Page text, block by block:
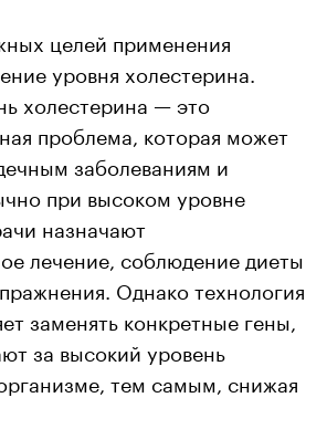
целей применения
уровня холестерина.
холестерина — это
проблема, которая может
заболеваниям и
при высоком уровне
назначают
лечение, соблюдение диеты
Однако технология
заменять конкретные гены,
за высокий уровень
тем самым, снижая